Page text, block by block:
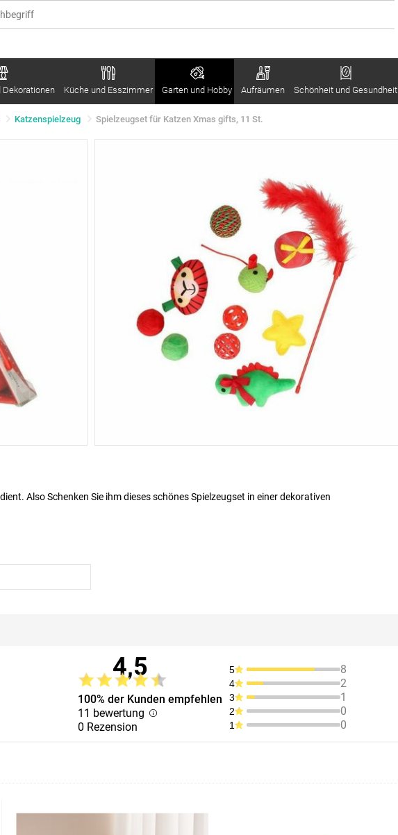
Dekorationen Küche und Esszimmer Garten und Hobby Aufräumen Schönheit und Gesundheit
Katzenspielzeug Spielzeugset für Katzen Xmas gifts, 11 St.
Also Schenken Sie ihm dieses schönes Spielzeugset in einer dekorativen
4,5
100% der Kunden empfehlen
11 bewertung
0 Rezension
5 8
4 2
3 1
2 0
1 0